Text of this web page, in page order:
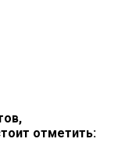
отметить: